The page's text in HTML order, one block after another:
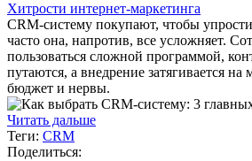
Хитрости интернет-маркетинга
CRM-систему покупают, чтобы
часто она, напротив, все усложняет.
пользоваться сложной программой,
путаются, а внедрение затягивается на
бюджет и нервы.
Читать дальше
Теги: CRM
Поделиться: